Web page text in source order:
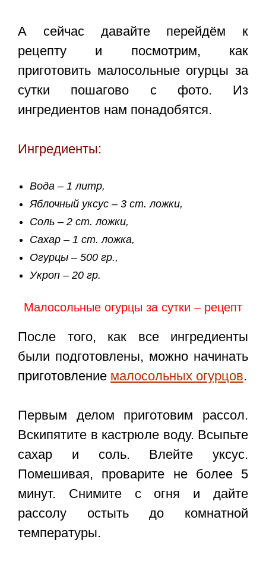
А сейчас давайте перейдём к
рецепту и посмотрим, как
приготовить малосольные огурцы за
сутки пошагово с фото. Из
ингредиентов нам понадобятся.
Ингредиенты:
Вода – 1 литр,
Яблочный уксус – 3 ст. ложки,
Соль – 2 ст. ложки,
Сахар – 1 ст. ложка,
Огурцы – 500 гр.,
Укроп – 20 гр.
Малосольные огурцы за сутки – рецепт
После того, как все ингредиенты
были подготовлены, можно начинать
приготовление малосольных огурцов.
Первым делом приготовим рассол.
Вскипятите в кастрюле воду. Всыпьте
сахар и соль. Влейте уксус.
Помешивая, проварите не более 5
минут. Снимите с огня и дайте
рассолу остыть до комнатной
температуры.